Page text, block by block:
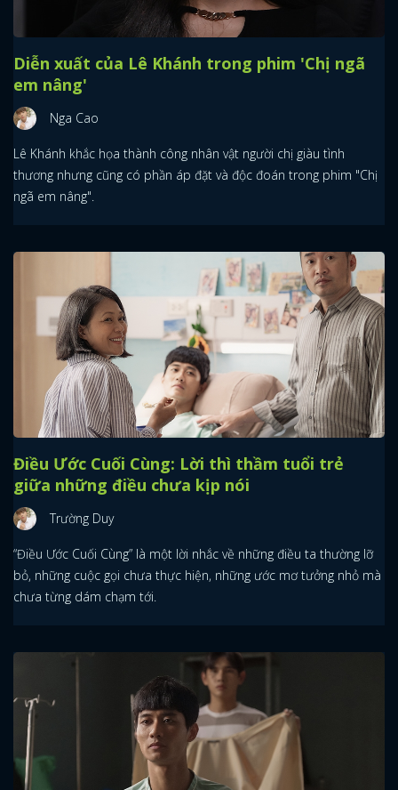
Diễn xuất của Lê Khánh trong phim 'Chị ngã
em nâng'
Nga Cao
Lê Khánh khắc họa thành công nhân vật người chị giàu tình
thương nhưng cũng có phần áp đặt và độc đoán trong phim "Chị
ngã em nâng".
Điều Ước Cuối Cùng: Lời thì thầm tuổi trẻ
giữa những điều chưa kịp nói
Trường Duy
“Điều Ước Cuối Cùng” là một lời nhắc về những điều ta thường lỡ
bỏ, những cuộc gọi chưa thực hiện, những ước mơ tưởng nhỏ mà
chưa từng dám chạm tới.